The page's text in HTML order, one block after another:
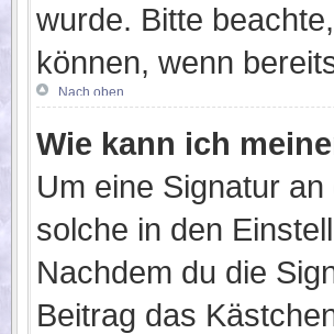
wurde. Bitte
können, wenn
Nach oben
Wie kann ich
Um eine Signatur
solche in den
Nachdem du die
Beitrag das